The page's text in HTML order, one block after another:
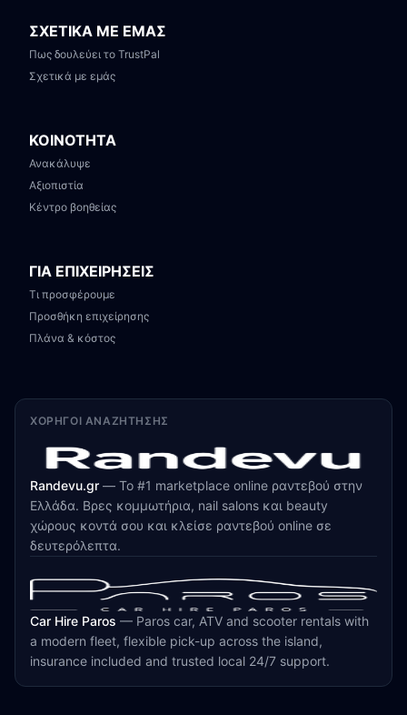
ΣΧΕΤΙΚΑ ΜΕ ΕΜΑΣ
Πως δουλεύει το TrustPal
Σχετικά με εμάς
ΚΟΙΝΟΤΗΤΑ
Ανακάλυψε
Αξιοπιστία
Κέντρο βοηθείας
ΓΙΑ ΕΠΙΧΕΙΡΗΣΕΙΣ
Τι προσφέρουμε
Προσθήκη επιχείρησης
Πλάνα & κόστος
ΧΟΡΗΓΟΊ ΑΝΑΖΉΤΗΣΗΣ
Randevu.gr — Το #1 marketplace online ραντεβού στην
Ελλάδα. Βρες κομμωτήρια, nail salons και beauty
χώρους κοντά σου και κλείσε ραντεβού online σε
δευτερόλεπτα.
Car Hire Paros — Paros car, ATV and scooter rentals with
a modern fleet, flexible pick-up across the island,
insurance included and trusted local 24/7 support.